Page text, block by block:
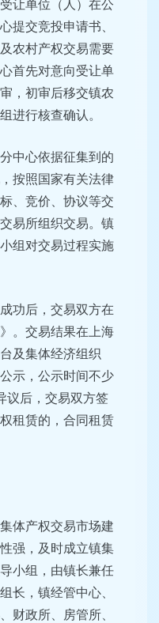
让单位（人）在公
提交竞投申请书、
农村产权交易需要
首先对意向受让单
，初审后移交镇农
进行核查确认。
中心依据征集到的
按照国家有关法律
、竞价、协议等交
易所组织交易。镇
组对交易过程实施
功后，交易双方在
。交易结果在上海
及集体经济组织
示，公示时间不少
议后，交易双方签
租赁的，合同租赁
体产权交易市场建
强，及时成立镇集
小组，由镇长兼任
长，镇经管中心、
财政所、房管所、